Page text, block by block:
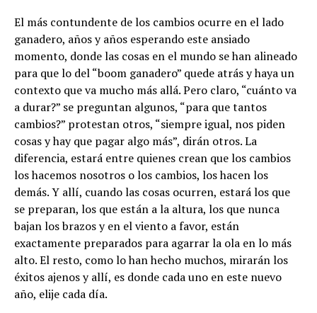
El más contundente de los cambios ocurre en el lado
ganadero, años y años esperando este ansiado
momento, donde las cosas en el mundo se han alineado
para que lo del “boom ganadero” quede atrás y haya un
contexto que va mucho más allá. Pero claro, “cuánto va
a durar?” se preguntan algunos, “para que tantos
cambios?” protestan otros, “siempre igual, nos piden
cosas y hay que pagar algo más”, dirán otros. La
diferencia, estará entre quienes crean que los cambios
los hacemos nosotros o los cambios, los hacen los
demás. Y allí, cuando las cosas ocurren, estará los que
se preparan, los que están a la altura, los que nunca
bajan los brazos y en el viento a favor, están
exactamente preparados para agarrar la ola en lo más
alto. El resto, como lo han hecho muchos, mirarán los
éxitos ajenos y allí, es donde cada uno en este nuevo
año, elije cada día.